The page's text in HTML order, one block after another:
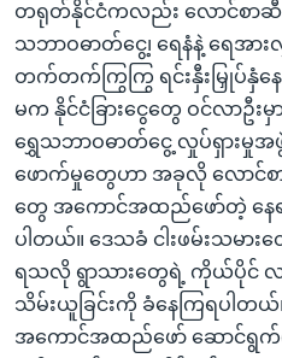
တရုတ်နိုင်ငံကလည်း လောင်စာဆီ
သဘာဝဓာတ်ငွေ့၊ ရေနံနဲ့ ရေအာ
တက်တက်ကြွကြွ ရင်းနှီးမြှုပ်နှံ
မက နိုင်ငံခြားငွေတွေ ဝင်လာဦးမှာ
ရွှေသဘာဝဓာတ်ငွေ့ လှုပ်ရှားမှု
ဖောက်မှုတွေဟာ အခုလို လောင်စ
တွေ အကောင်အထည်ဖော်တဲ့ န
ပါတယ်။ ဒေသခံ ငါးဖမ်းသမား
ရသလို ရွာသားတွေရဲ့ ကိုယ်ပိုင်
သိမ်းယူခြင်းကို ခံနေကြရပါ
အကောင်အထည်ဖော် ဆောင်ရွက်ရ